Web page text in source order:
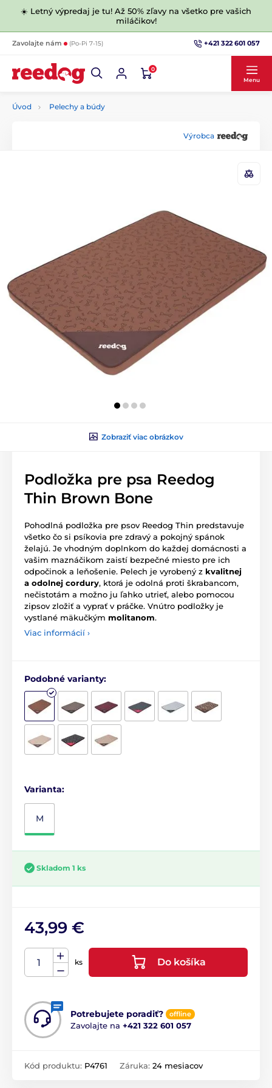
☀️ Letný výpredaj je tu! Až 50% zľavy na všetko pre vašich
miláčikov!
Zavolajte nám (Po-Pi 7-15) +421 322 601 057
0
Menu
Úvod Pelechy a búdy
Výrobca
Zobraziť viac obrázkov
Podložka pre psa Reedog
Thin Brown Bone
Pohodlná podložka pre psov Reedog Thin predstavuje
všetko čo si psíkovia pre zdravý a pokojný spánok
želajú. Je vhodným doplnkom do každej domácnosti a
vašim maznáčikom zaistí bezpečné miesto pre ich
odpočinok a leňošenie. Pelech je vyrobený z kvalitnej
a odolnej cordury, ktorá je odolná proti škrabancom,
nečistotám a možno ju ľahko utrieť, alebo pomocou
zipsov zložiť a vyprať v práčke. Vnútro podložky je
vystlané mäkučkým molitanom.
Viac informácií ›
Podobné varianty:
Varianta:
M
Skladom 1 ks
43,99 €
ks Do košíka
Potrebujete poradiť? offline
Zavolajte na +421 322 601 057
Kód produktu: P4761 Záruka: 24 mesiacov